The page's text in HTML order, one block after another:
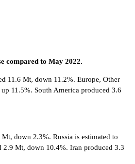
compared to May 2022.
11.6 Mt, down 11.2%. Europe, Other
11.5%. South America produced 3.6
down 2.3%. Russia is estimated to
Mt, down 10.4%. Iran produced 3.3